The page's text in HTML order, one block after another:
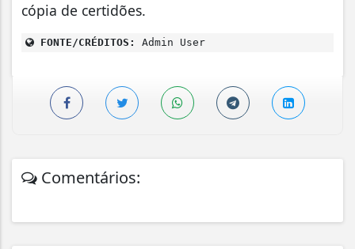
cópia de certidões.
FONTE/CRÉDITOS: Admin User
Comentários: